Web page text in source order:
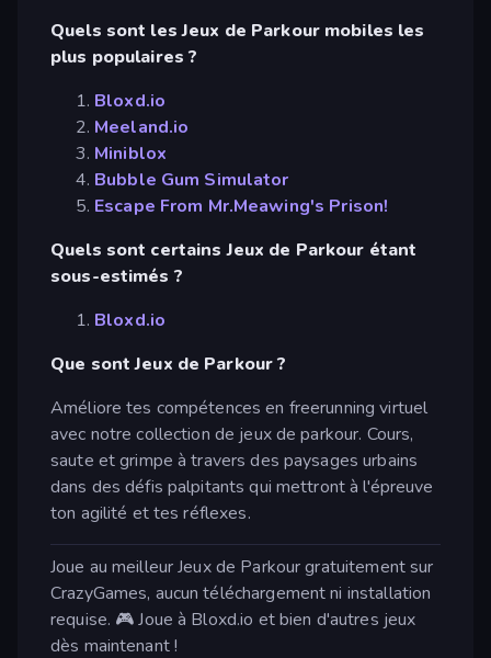
Quels sont les Jeux de Parkour mobiles les
plus populaires ?
Bloxd.io
Meeland.io
Miniblox
Bubble Gum Simulator
Escape From Mr.Meawing's Prison!
Quels sont certains Jeux de Parkour étant
sous-estimés ?
Bloxd.io
Que sont Jeux de Parkour ?
Améliore tes compétences en freerunning virtuel
avec notre collection de jeux de parkour. Cours,
saute et grimpe à travers des paysages urbains
dans des défis palpitants qui mettront à l'épreuve
ton agilité et tes réflexes.
Joue au meilleur Jeux de Parkour gratuitement sur
CrazyGames, aucun téléchargement ni installation
requise. 🎮 Joue à Bloxd.io et bien d'autres jeux
dès maintenant !